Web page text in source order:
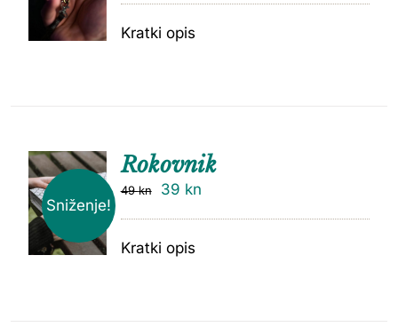
CU
Kratki opis
Sniženje!
DODAJ
Rokovnik
49kn 39 kn
Kratki opis